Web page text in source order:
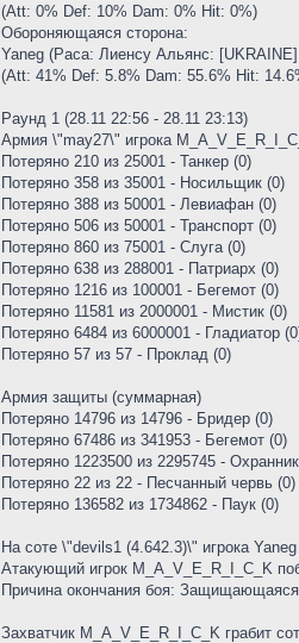
(Att: 0% Def: 10% Dam: 0% Hit: 0%)
Обороняющаяся сторона:
Yaneg (Раса: Лиенсу Альянс:
(Att: 41% Def: 5.8% Dam: 55.6% Hit:
Раунд 1 (28.11 22:56 - 28.11 23:13)
Армия \"may27\" игрока
Потеряно 210 из 25001 - Танкер (0)
Потеряно 358 из 35001 - Носильщик (0)
Потеряно 388 из 50001 - Левиафан (0)
Потеряно 506 из 50001 - Транспорт (0)
Потеряно 860 из 75001 - Слуга (0)
Потеряно 638 из 288001 - Патриарх (0)
Потеряно 1216 из 100001 - Бегемот (0)
Потеряно 11581 из 2000001 - Мистик (0)
Потеряно 6484 из 6000001 - Гладиатор
Потеряно 57 из 57 - Проклад (0)
Армия защиты (суммарная)
Потеряно 14796 из 14796 - Бридер (0)
Потеряно 67486 из 341953 - Бегемот (0)
Потеряно 1223500 из 2295745 -
Потеряно 22 из 22 - Песчанный червь (0)
Потеряно 136582 из 1734862 - Паук (0)
На соте \"devils1 (4.642.3)\" игрока
Атакующий игрок M_A_V_E_R_I_C_K
Причина окончания боя:
Захватчик M_A_V_E_R_I_C_K грабит